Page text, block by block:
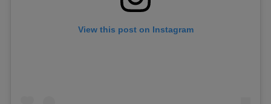
View this post on Instagram